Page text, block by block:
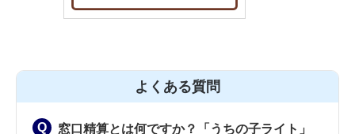
よくある質問
窓口精算とは何ですか？「うちの子ライト」